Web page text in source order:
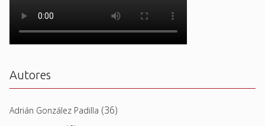
Autores
Adrián González Padilla (36)